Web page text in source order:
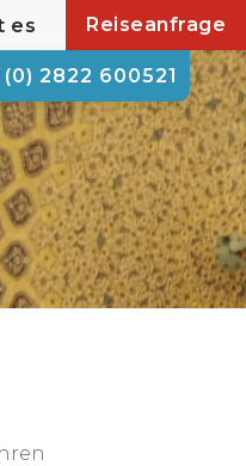
2822 600521
es Reiseanfrage